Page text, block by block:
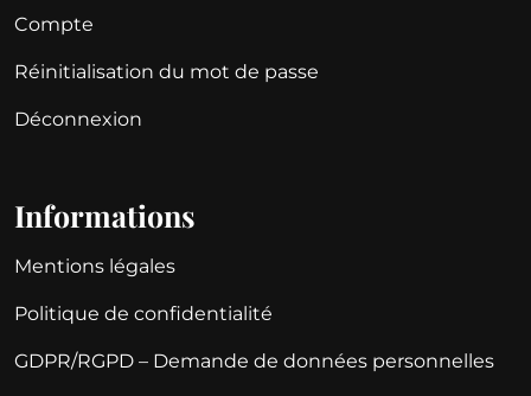
Compte
Réinitialisation du mot de passe
Déconnexion
Informations
Mentions légales
Politique de confidentialité
GDPR/RGPD – Demande de données personnelles